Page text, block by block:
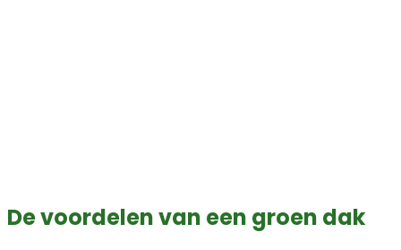
De voordelen van een groen dak